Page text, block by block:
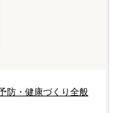
防・健康づくり全般